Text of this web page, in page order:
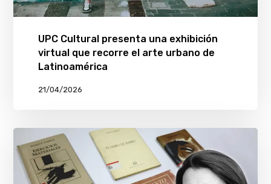
UPC Cultural presenta una exhibición
virtual que recorre el arte urbano de
Latinoamérica
21/04/2026